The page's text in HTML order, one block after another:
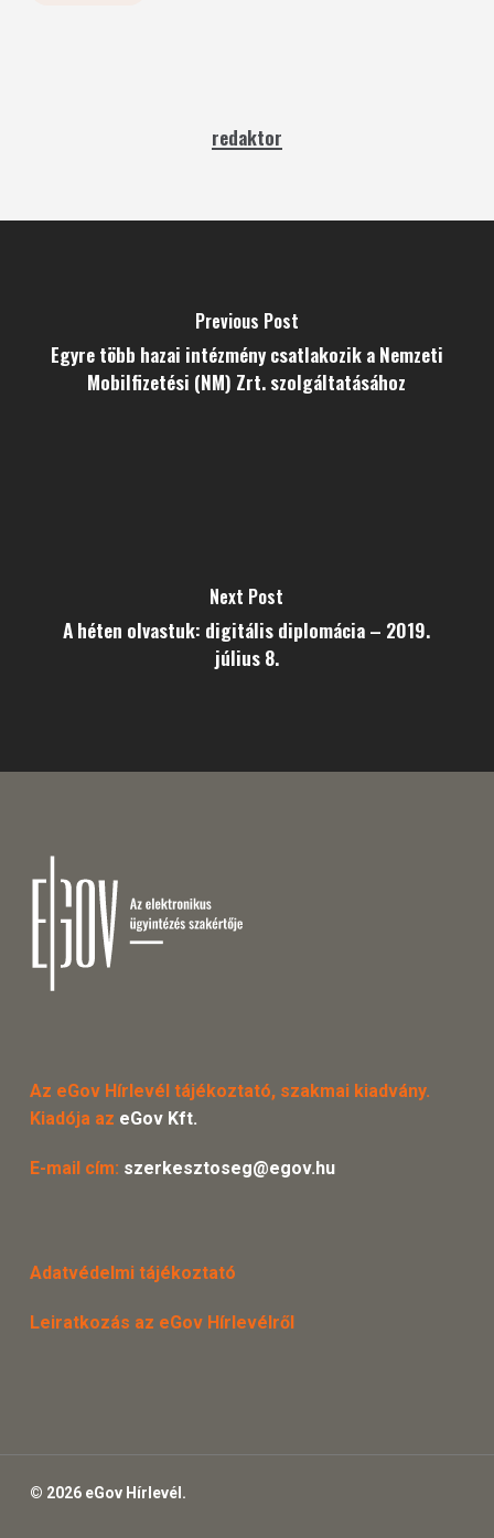
redaktor
Previous Post
Egyre több hazai intézmény csatlakozik a Nemzeti
Mobilfizetési (NM) Zrt. szolgáltatásához
Next Post
A héten olvastuk: digitális diplomácia – 2019.
július 8.
Az eGov Hírlevél tájékoztató, szakmai kiadvány.
Kiadója az eGov Kft.
E-mail cím: szerkesztoseg@egov.hu
Adatvédelmi tájékoztató
Leiratkozás az eGov Hírlevélről
© 2026 eGov Hírlevél.